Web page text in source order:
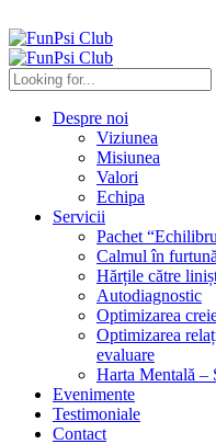
Despre noi
Viziunea
Misiunea
Valori
Echipa
Servicii
Pachet
Calmul în
Hărțile către
Autodiagnostic
Optimizarea
Optimizarea
evaluare
Harta Mentală –
Evenimente
Testimoniale
Contact